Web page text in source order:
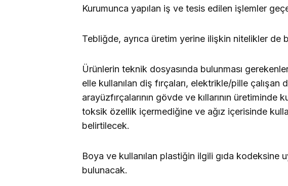
Kurumunca yapılan iş ve tesis edilen işlemler
Tebliğde, ayrıca üretim yerine ilişkin nitelikler de
Ürünlerin teknik dosyasında bulunması
elle kullanılan diş fırçaları, elektrikle/pille çalışan
arayüzfırçalarının gövde ve kıllarının üretiminde
toksik özellik içermediğine ve ağız içerisinde
belirtilecek.
Boya ve kullanılan plastiğin ilgili gıda kodeksine
bulunacak.